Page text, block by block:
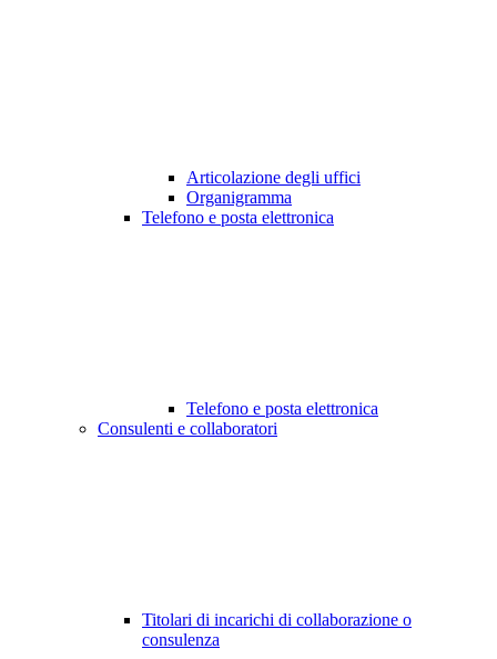
Articolazione degli uffici
Organigramma
Telefono e posta elettronica
Telefono e posta elettronica
Consulenti e collaboratori
Titolari di incarichi di collaborazione o
consulenza